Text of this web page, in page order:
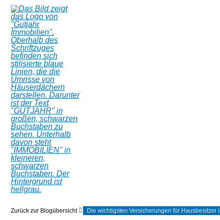
Zurück zur Blogübersicht Die wichtigsten Versicherungen für Hausbesitzer